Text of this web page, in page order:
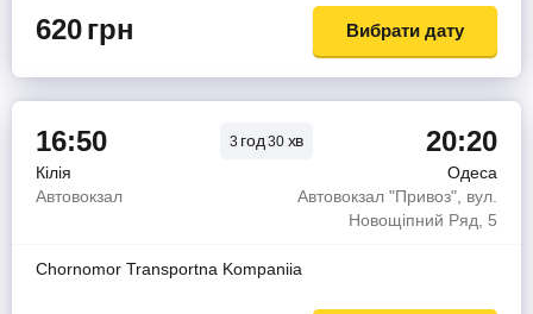
620грн Вибрати дату
16:50 3 год30 хв 20:20
Кілія
Одеса
Автовокзал
Автовокзал "Привоз", вул.
Новощіпний Ряд, 5
Chornomor Transportna Kompaniia